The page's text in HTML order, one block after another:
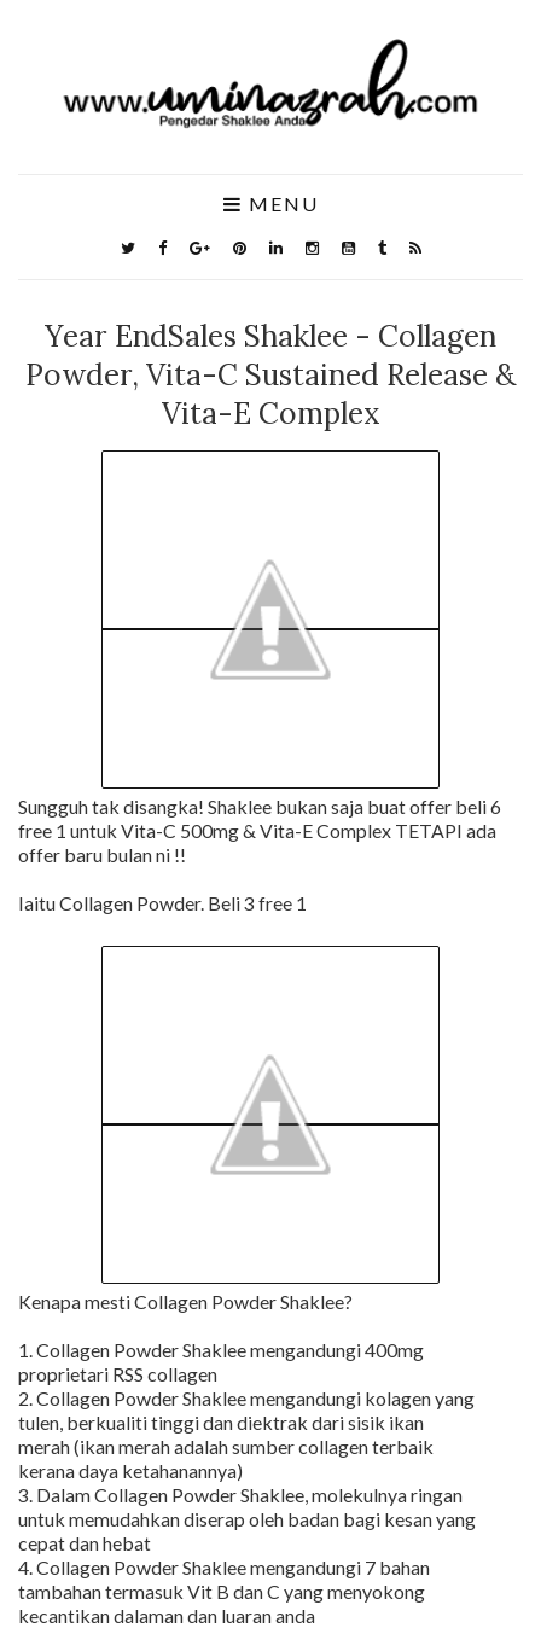
MENU
Year EndSales Shaklee - Collagen
Powder, Vita-C Sustained Release &
Vita-E Complex
Sungguh tak disangka! Shaklee bukan saja buat offer beli 6
free 1 untuk Vita-C 500mg & Vita-E Complex TETAPI ada
offer baru bulan ni !!
Iaitu Collagen Powder. Beli 3 free 1
Kenapa mesti Collagen Powder Shaklee?
1. Collagen Powder Shaklee mengandungi 400mg
proprietari RSS collagen
2. Collagen Powder Shaklee mengandungi kolagen yang
tulen, berkualiti tinggi dan diektrak dari sisik ikan
merah (ikan merah adalah sumber collagen terbaik
kerana daya ketahanannya)
3. Dalam Collagen Powder Shaklee, molekulnya ringan
untuk memudahkan diserap oleh badan bagi kesan yang
cepat dan hebat
4. Collagen Powder Shaklee mengandungi 7 bahan
tambahan termasuk Vit B dan C yang menyokong
kecantikan dalaman dan luaran anda